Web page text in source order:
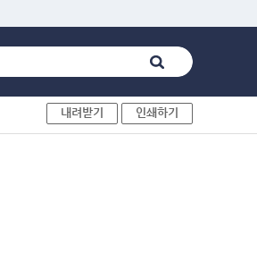
내려받기 인쇄하기